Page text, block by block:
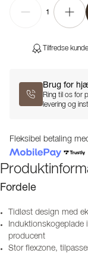
1
Tilfredse
Brug for
Ring til os for
levering og
Fleksibel betaling
Fordele
Tidløst design med
Induktionskogeplade
producent
Stor flexzone,